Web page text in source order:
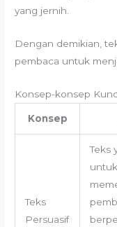
yang jernih.
Dengan demikian,
pembaca untuk
Konsep-konsep
Konsep
Teks
Persuasif
Teks
untuk